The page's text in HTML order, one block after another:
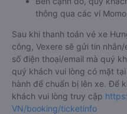
thông qua các ví
Sau khi thanh toán vé xe
công, Vexere sẽ gửi tin
số điện thoại/email mà quý
quý khách vui lòng có mặt
hành để chuẩn bị lên xe. Để
khách vui lòng truy cập
VN/booking/ticketinfo